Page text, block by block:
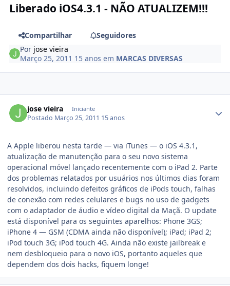
Liberado iOS4.3.1 - NÃO ATUALIZEM!!!
Compartilhar
Seguidores
Por jose vieira
Março 25, 2011 15 anos em MARCAS DIVERSAS
jose vieira Iniciante
Postado Março 25, 2011 15 anos
A Apple liberou nesta tarde — via iTunes — o iOS 4.3.1,
atualização de manutenção para o seu novo sistema
operacional móvel lançado recentemente com o iPad 2. Parte
dos problemas relatados por usuários nos últimos dias foram
resolvidos, incluindo defeitos gráficos de iPods touch, falhas
de conexão com redes celulares e bugs no uso de gadgets
com o adaptador de áudio e vídeo digital da Maçã. O update
está disponível para os seguintes aparelhos: Phone 3GS;
iPhone 4 — GSM (CDMA ainda não disponível); iPad; iPad 2;
iPod touch 3G; iPod touch 4G. Ainda não existe jailbreak e
nem desbloqueio para o novo iOS, portanto aqueles que
dependem dos dois hacks, fiquem longe!